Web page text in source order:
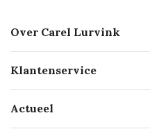
Over Carel Lurvink
Geschiedenis
Missie
Klantenservice
Bezorgen
Actueel